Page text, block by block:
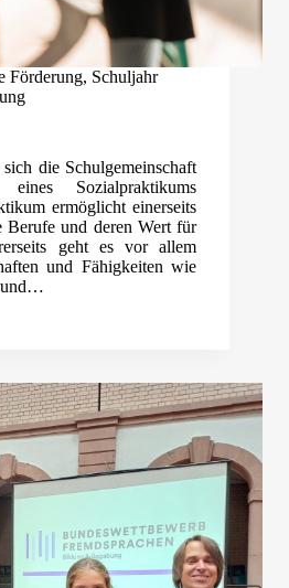
Förderung, Schuljahr
die Schulgemeinschaft
Sozialpraktikums
ermöglicht einerseits
und deren Wert für
geht es vor allem
und Fähigkeiten wie
und…